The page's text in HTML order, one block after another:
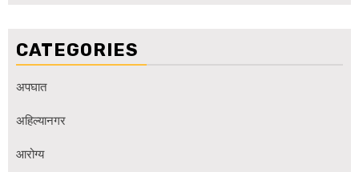
CATEGORIES
अपघात
अहिल्यानगर
आरोग्य